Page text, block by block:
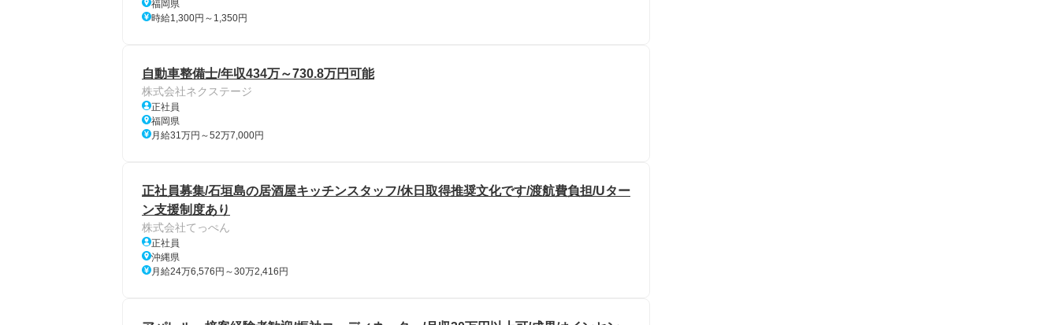
福岡県
時給1,300円～1,350円
自動車整備士/年収434万～730.8万円可能
株式会社ネクステージ
正社員
福岡県
月給31万円～52万7,000円
正社員募集/石垣島の居酒屋キッチンスタッフ/休日取得推奨文化です/渡航費負担/Uター
ン支援制度あり
株式会社てっぺん
正社員
沖縄県
月給24万6,576円～30万2,416円